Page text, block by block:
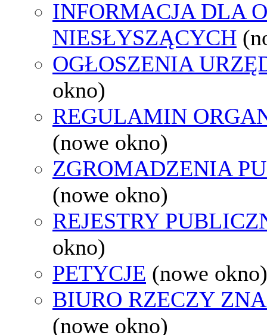
INFORMACJA DLA
NIESŁYSZĄCYCH
OGŁOSZENIA
okno)
REGULAMIN
(nowe okno)
ZGROMADZENIA
(nowe okno)
REJESTRY
okno)
PETYCJE (nowe okno)
BIURO RZECZY
(nowe okno)